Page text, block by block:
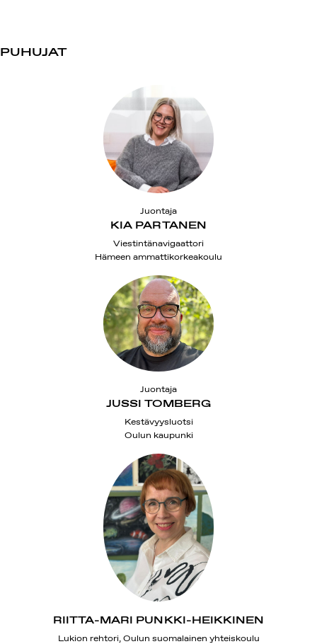
PUHUJAT
KIA PARTANEN
Juontaja
Viestintänavigaattori
Hämeen ammattikorkeakoulu
JUSSI TOMBERG
Juontaja
Kestävyysluotsi
Oulun kaupunki
RIITTA-MARI PUNKKI-HEIKKINEN
Lukion rehtori, Oulun suomalainen yhteiskoulu